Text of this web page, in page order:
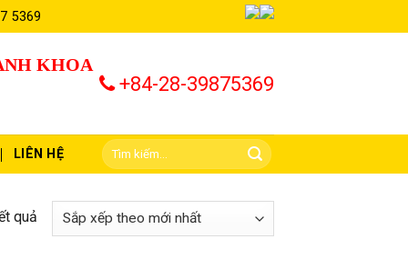
5369
KHOA
+84-28-39875369
LIÊN HỆ
quả